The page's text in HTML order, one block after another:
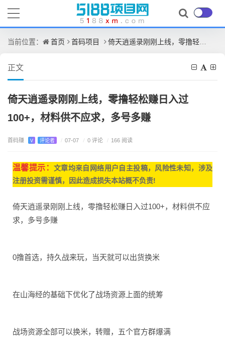
当前位置： 首页 首码项目 倚天逍遥录刚刚上线，零撸轻松赚日入过100+，材料供不应求，多号多赚
正文
倚天逍遥录刚刚上线，零撸轻松赚日入过
100+，材料供不应求，多号多赚
首码赚 V 评论者 / 07-07 / 0 评论 / 166 阅读
温馨提示： 文章均来自网络用户自主投稿， 风险性未知，涉及
注册投资需谨慎，因此造成损失本站概不负责!
倚天逍遥录刚刚上线，零撸轻松赚日入过100+，材料供不应
求，多号多赚
0撸首选，持久战来玩， 当天就可以出货换米
在山海经的基础下优化了战场资源上面的统筹
战场资源全部可以换米， 转赠，五个官方群爆满